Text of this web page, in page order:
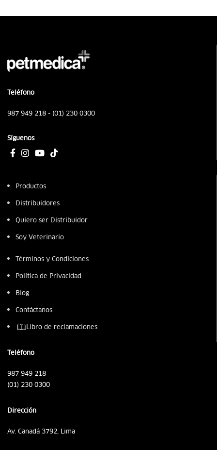
Teléfono
987 949 218 - (01) 230 0300
Síguenos
Productos
Distribuidores
Quiero ser Distribuidor
Soy Veterinario
Términos y Condiciones
Política de Privacidad
Blog
Contáctanos
Libro de reclamaciones
Teléfono
987 949 218
(01) 230 0300
Dirección
Av. Canadá 3792, Lima